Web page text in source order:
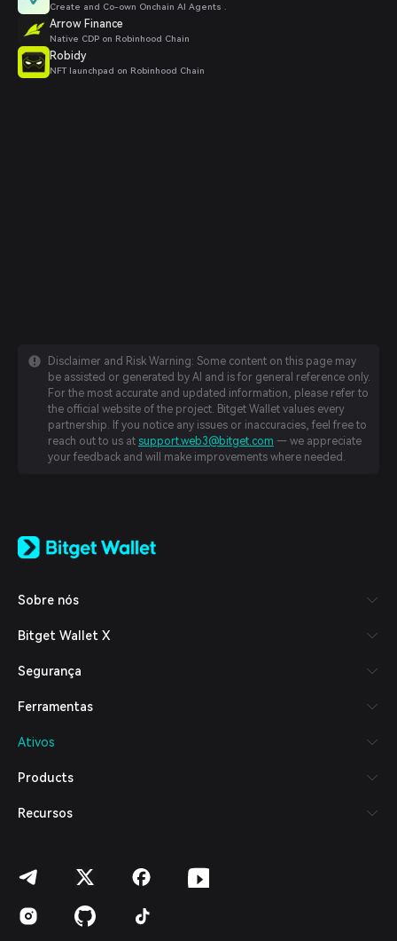
Create and Co-own Onchain AI Agents .
Arrow Finance
Native CDP on Robinhood Chain
Robidy
NFT launchpad on Robinhood Chain
Disclaimer and Risk Warning: Some content on this page may
be assisted or generated by AI and is for general reference only.
For the most accurate and updated information, please refer to
the official website of the project. Bitget Wallet values every
partnership. If you notice any issues or inaccuracies, feel free to
reach out to us at support.web3@bitget.com — we appreciate
your feedback and will make improvements where needed.
日本語
Español (Latinoamérica)
Italiano
Deutsch
繁體中文
Bahasa Indonesia
हिन्दी
Español (Argentina)
Sobre nós
Bitget Wallet X
Segurança
Ferramentas
Ativos
Products
Recursos